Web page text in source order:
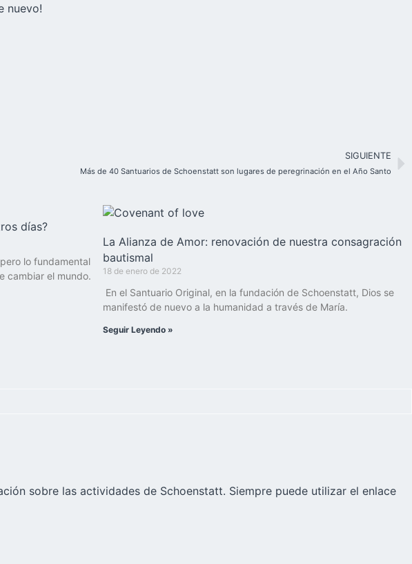
nuevo!
SIGUIENTE
Más de 40 Santuarios de Schoenstatt son lugares de peregrinación en el Año Santo
días?
lo fundamental
cambiar el mundo.
La Alianza de Amor: renovación de nuestra consagración
bautismal
18 de enero de 2022
En el Santuario Original, en la fundación de Schoenstatt, Dios se
manifestó de nuevo a la humanidad a través de María.
Seguir Leyendo »
sobre las actividades de Schoenstatt. Siempre puede utilizar el enlace